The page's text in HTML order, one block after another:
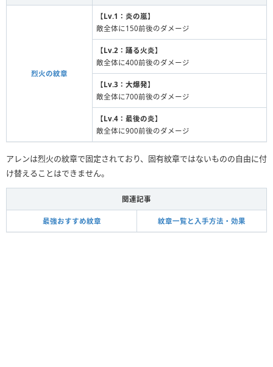
烈火の紋章
【Lv.1：炎の嵐】
敵全体に150前後のダメージ
【Lv.2：踊る火炎】
敵全体に400前後のダメージ
【Lv.3：大爆発】
敵全体に700前後のダメージ
【Lv.4：最後の炎】
敵全体に900前後のダメージ
アレンは烈火の紋章で固定されており、固有紋章ではないものの自由に付
け替えることはできません。
関連記事
最強おすすめ紋章 紋章一覧と入手方法・効果